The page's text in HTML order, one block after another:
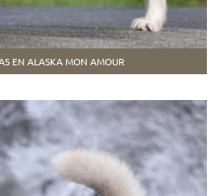
EN ALASKA MON AMOUR